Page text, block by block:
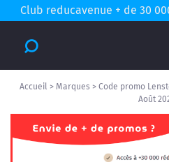
Club reducavenue + de 30
Accueil > Marques > Code promo
Août